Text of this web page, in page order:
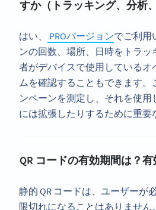
すか（トラッキング、分析
はい、 PROバージョンでご利用
ンの回数、場所、日時をトラ
者がデバイスで使用しているオ
ムを確認することもできます。
ンペーンを測定し、それを使用
には拡張したりするために重要
QR コードの有効期間は？有
静的 QR コードは、ユーザーが
限切れになることはありません